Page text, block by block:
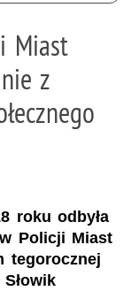
Miast
z
roku odbyła
Policji Miast
tegorocznej